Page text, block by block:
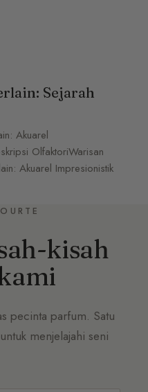
Sejarah
Akuarel
OlfaktoriWarisan
Akuarel Impresionistik
kisah
pecinta parfum. Satu
menjelajahi seni